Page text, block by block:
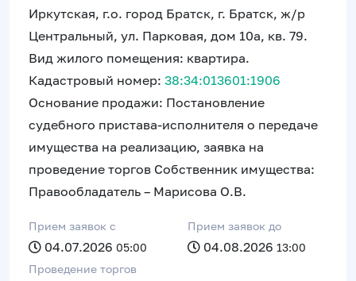
Иркутская, г.о. город Братск, г. Братск, ж/р
Центральный, ул. Парковая, дом 10а, кв. 79.
Вид жилого помещения: квартира.
Кадастровый номер: 38:34:013601:1906
Основание продажи: Постановление
судебного пристава-исполнителя о передаче
имущества на реализацию, заявка на
проведение торгов Собственник имущества:
Правообладатель – Марисова О.В.
Прием заявок c
04.07.2026 05:00
Прием заявок до
04.08.2026 13:00
Проведение торгов